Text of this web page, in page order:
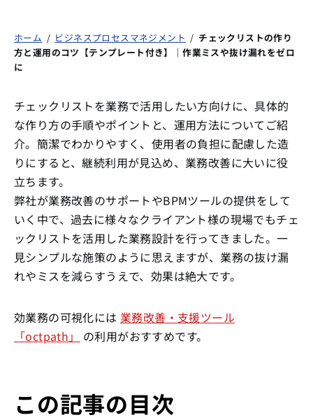
ホーム / ビジネスプロセスマネジメント / チェックリストの作り
方と運用のコツ【テンプレート付き】｜作業ミスや抜け漏れをゼロ
に
チェックリストを業務で活用したい方向けに、具体的
な作り方の手順やポイントと、運用方法についてご紹
介。簡潔でわかりやすく、使用者の負担に配慮した造
りにすると、継続利用が見込め、業務改善に大いに役
立ちます。
弊社が業務改善のサポートやBPMツールの提供をして
いく中で、過去に様々なクライアント様の現場でもチェ
ックリストを活用した業務設計を行ってきました。一
見シンプルな施策のように思えますが、業務の抜け漏
れやミスを減らすうえで、効果は絶大です。
効業務の可視化には 業務改善・支援ツール
「octpath」
の利用がおすすめです。
この記事の目次